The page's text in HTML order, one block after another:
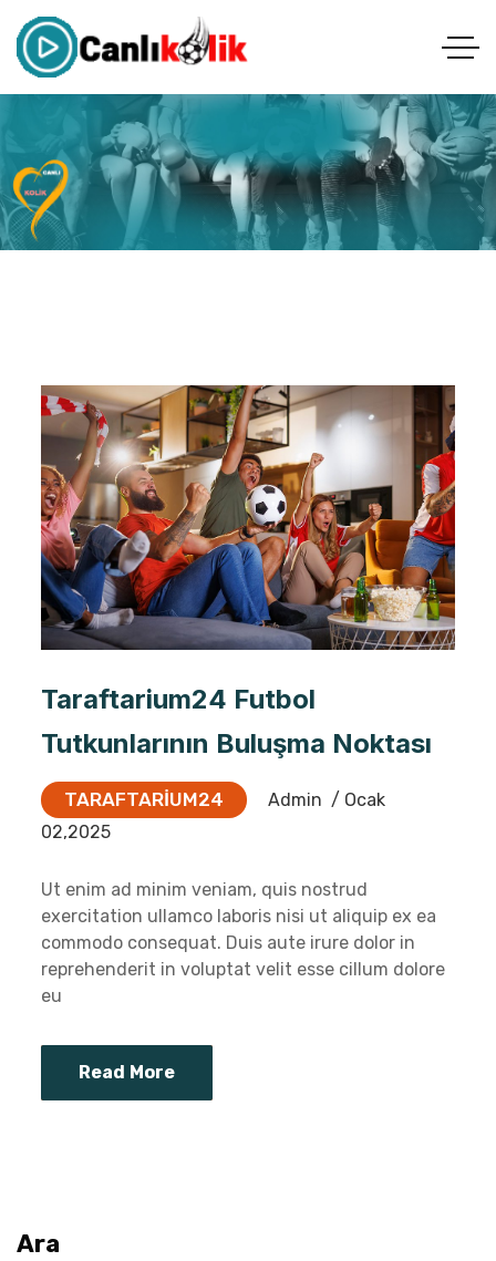
Taraftarium24 Futbol
Tutkunlarının Buluşma Noktası
TARAFTARIUM24 Admin / Ocak
02,2025
Ut enim ad minim veniam, quis nostrud
exercitation ullamco laboris nisi ut aliquip ex ea
commodo consequat. Duis aute irure dolor in
reprehenderit in voluptat velit esse cillum dolore
eu
Read More
Ara